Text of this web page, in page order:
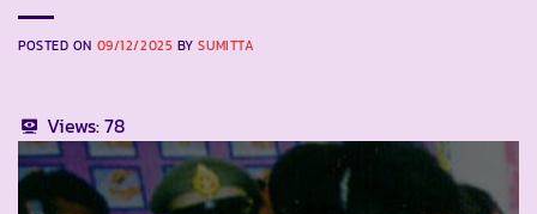
POSTED ON 09/12/2025 BYSUMITTA
Views:78